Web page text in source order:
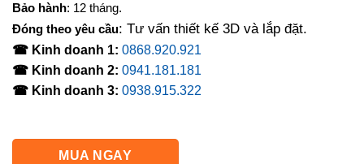
Bảo hành: 12 tháng.
Đóng theo yêu cầu: Tư vấn thiết kế 3D và lắp đặt.
☎ Kinh doanh 1: 0868.920.921
☎ Kinh doanh 2: 0941.181.181
☎ Kinh doanh 3: 0938.915.322
MUA NGAY